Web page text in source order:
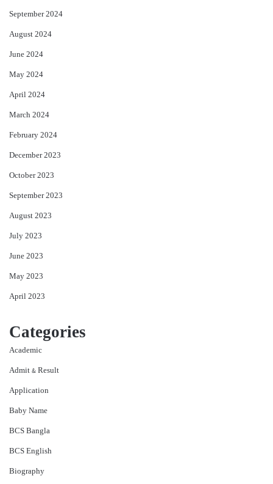
September 2024
August 2024
June 2024
May 2024
April 2024
March 2024
February 2024
December 2023
October 2023
September 2023
August 2023
July 2023
June 2023
May 2023
April 2023
Categories
Academic
Admit & Result
Application
Baby Name
BCS Bangla
BCS English
Biography